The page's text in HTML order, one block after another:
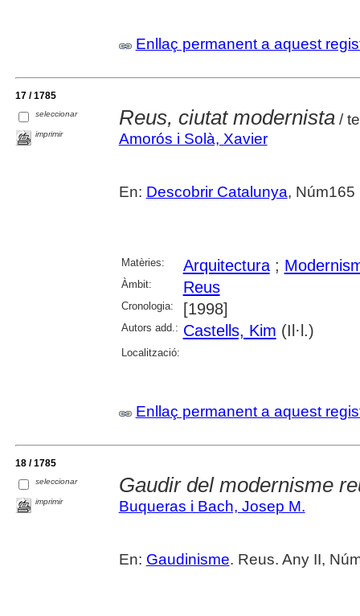
Enllaç permanent a aquest
17 / 1785
seleccionar
imprimir
Reus, ciutat modernista/
Amorós i Solà, Xavier
En: Descobrir Catalunya, Núm165
Matèries: Arquitectura;
Àmbit: Reus
Cronologia: [1998]
Autors add.: Castells, Kim (Il·l.)
Localització:
Enllaç permanent a aquest
18 / 1785
seleccionar
imprimir
Gaudir del modernisme
Buqueras i Bach, Josep M.
En: Gaudinisme. Reus. Any II,